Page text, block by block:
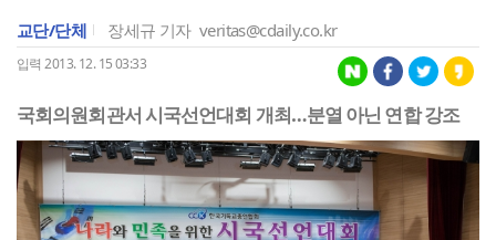
교단/단체 장세규 기자 veritas@cdaily.co.kr
입력 2013. 12. 15 03:33
국회의원회관서 시국선언대회 개최…분열 아닌 연합 강조